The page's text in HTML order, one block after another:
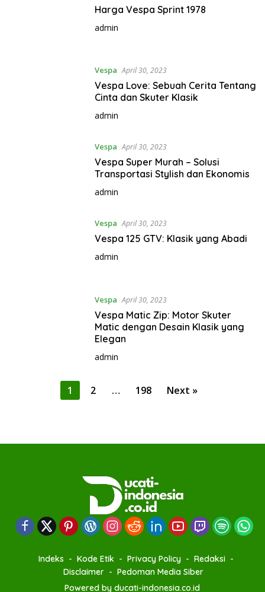
Harga Vespa Sprint 1978
admin
Vespa April 30, 2023
Vespa Love: Sebuah Cerita Tentang
Cinta dan Skuter Klasik
admin
Vespa April 30, 2023
Vespa Super Murah – Solusi
Transportasi Stylish dan Ekonomis
admin
Vespa April 30, 2023
Vespa 125 GTV: Klasik yang Abadi
admin
Vespa April 30, 2023
Vespa Matic Zip: Motor Skuter
Matic dengan Desain Klasik yang
Elegan
admin
1 2 … 198 Next »
Indeks Kode Etik Privacy Policy
Redaksi
Disclaimer
Pedoman Media Siber
Powered by ducati-indonesia.co.id